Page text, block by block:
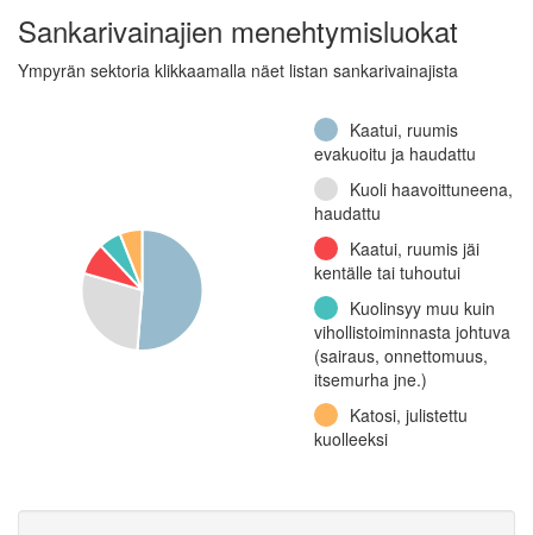
Sankarivainajien menehtymisluokat
Ympyrän sektoria klikkaamalla näet listan sankarivainajista
Kaatui, ruumis
evakuoitu ja haudattu
Kuoli haavoittuneena,
haudattu
Kaatui, ruumis jäi
kentälle tai tuhoutui
Kuolinsyy muu kuin
vihollistoiminnasta johtuva
(sairaus, onnettomuus,
itsemurha jne.)
Katosi, julistettu
kuolleeksi